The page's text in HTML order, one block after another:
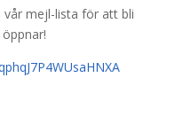
vår mejl-lista för att bli